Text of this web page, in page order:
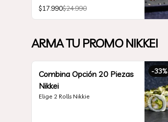
*Cream Flambe Rolls / Camarón
furay, palta y queso crema,
envuelto en palta flambeada,
rocoto y papas al hilo.
*Incluye 2 palitos, 2 soya 30ml, 2
salsa teriyaki 30ml
$17.990$24.990
ARMA TU PROMO NIKKEI
-33%
Combina Opción 20 Piezas
Nikkei
Elige 2 Rolls Nikkie